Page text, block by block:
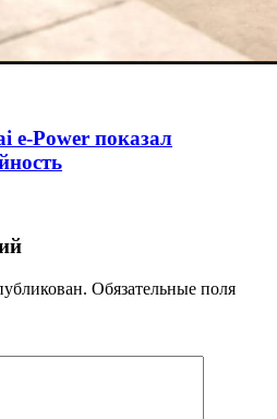
e-Power показал
Обязательные поля